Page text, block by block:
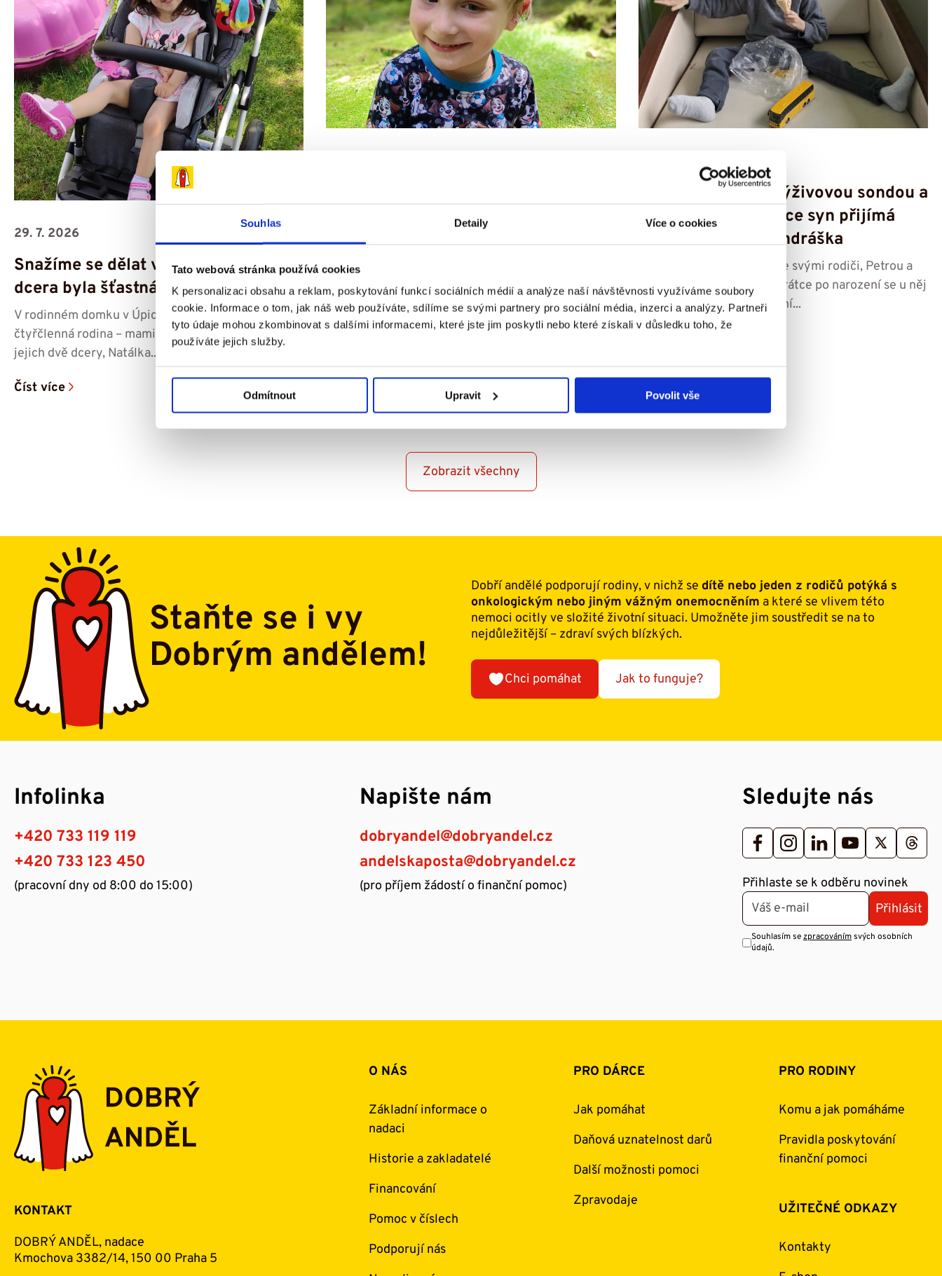
Souhlas Detaily Více o cookies
Tato webová stránka používá cookies
K personalizaci obsahu a reklam, poskytování funkcí sociálních médií a analýze naší návštěvnosti využíváme soubory
cookie. Informace o tom, jak náš web používáte, sdílíme se svými partnery pro sociální média, inzerci a analýzy. Partneři
tyto údaje mohou zkombinovat s dalšími informacemi, které jste jim poskytli nebo které získali v důsledku toho, že
používáte jejich služby.
Odmítnout Upravit Povolit vše
29. 7. 2026
Snažíme se dělat vše potřebné, aby
dcera byla šťastná – příběh Amálky
V rodinném domku v Úpici na Trutnovsku žije
čtyřčlenná rodina – maminka Iva, tatínek Pavel a
jejich dvě dcery, Natálka...
Číst více
jak to bude do budoucna náročné –
příběh Ríši
Sedmiletý Ríša, který žije společně se svou
maminkou Monikou v Mostě, se od narození potýká
s dětskou mozkovou obrnou. Lékaři...
Po třech letech s výživovou sondou a
roce intenzivní práce syn přijímá
potravu -⁠⁠⁠⁠⁠⁠ příběh Ondráška
Čtyřletý Ondrášek bydlí se svými rodiči, Petrou a
Ondřejem, v Lovosicích. Krátce po narození se u něj
začaly projevovat zdravotní...
Zobrazit všechny
Staňte se i vy
Dobrým andělem!
Dobří andělé podporují rodiny, v nichž se dítě nebo jeden z rodičů potýká s
onkologickým nebo jiným vážným onemocněním a které se vlivem této
nemoci ocitly ve složité životní situaci. Umožněte jim soustředit se na to
nejdůležitější – zdraví svých blízkých.
Chci pomáhat Jak to funguje?
Infolinka
+420 733 119 119
+420 733 123 450
(pracovní dny od 8:00 do 15:00)
Napište nám
dobryandel@dobryandel.cz
andelskaposta@dobryandel.cz
(pro příjem žádostí o finanční pomoc)
Sledujte nás
Přihlaste se k odběru novinek
Přihlásit
Souhlasím sezpracovánímsvých osobních
údajů.
KONTAKT
DOBRÝ ANDĚL, nadace
Kmochova 3382/14, 150 00 Praha 5
O NÁS
Základní informace o
nadaci
Historie a zakladatelé
Financování
Pomoc v číslech
Podporují nás
PRO DÁRCE
Jak pomáhat
Daňová uznatelnost darů
Další možnosti pomoci
Zpravodaje
PRO RODINY
Komu a jak pomáháme
Pravidla poskytování
finanční pomoci
UŽITEČNÉ ODKAZY
Kontakty